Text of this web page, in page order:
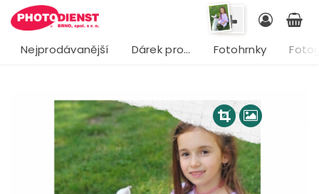
Nejprodávanější Dárek pro… Fotohrnky